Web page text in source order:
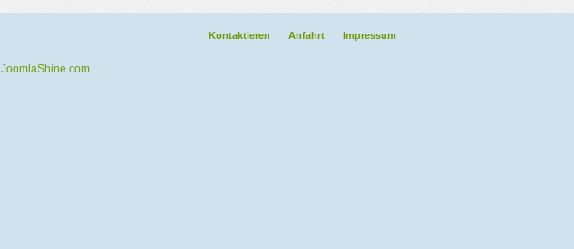
Kontaktieren Anfahrt Impressum
JoomlaShine.com